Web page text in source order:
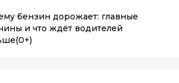
бензин дорожает: главные
и что ждёт водителей
(0+)